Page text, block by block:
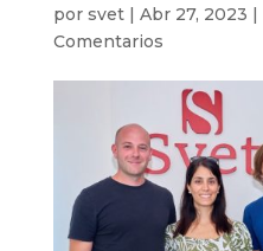
por svet| Abr 27, 2023 |
Comentarios